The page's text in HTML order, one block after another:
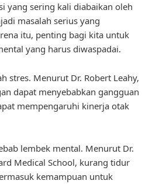
yang sering kali diabaikan oleh
masalah serius yang
itu, penting bagi kita untuk
yang harus diwaspadai.
stres. Menurut Dr. Robert Leahy,
dapat menyebabkan gangguan
mempengaruhi kinerja otak
lembek mental. Menurut Dr.
Medical School, kurang tidur
kemampuan untuk